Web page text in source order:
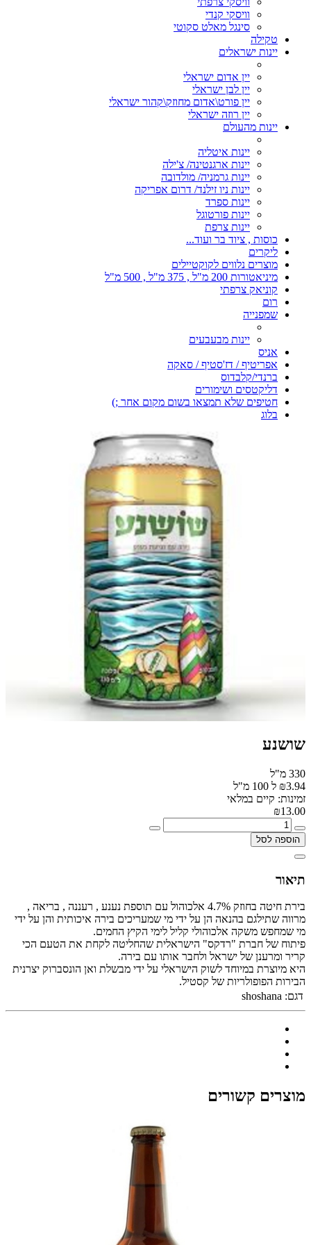
וויסקי קנדי
סינגל מאלט סקוטי
טקילה
יינות ישראלים
יין אדום ישראלי
יין לבן ישראלי
יין פורט\אדום מחוזק\קהור ישראלי
יין רוזה ישראלי
יינות מהעולם
יינות איטליה
יינות ארגנטינה/ צ'ילה
יינות גרמניה/ מולדובה
יינות ניו זילנד/ דרום אפריקה
יינות ספרד
יינות פורטוגל
יינות צרפת
כוסות , ציוד בר ועוד...
ליקרים
מוצרים נלווים לקוקטיילים
מיניאטורות 200 מ"ל , 375 מ"ל , 500 מ"ל
קוניאק צרפתי
רום
שמפנייה
יינות מבעבעים
אניס
אפריטיף / דז'סטיף / סאקה
ברנדי/קלבדוס
דליקטסים ושימורים
חטיפים שלא תמצאו בשום מקום אחר ;)
בלוג
שושנע
330 מ"ל
₪3.94 ל 100 מ"ל
זמינות: קיים במלאי
₪13.00
הוספה לסל
תיאור
בירת חיטה בחוזק 4.7% אלכוהול עם תוספת נענע , רעננה , בריאה ,
מרווה שתילגם בהנאה הן על ידי מי שמעריכים בירה איכותית והן על ידי
מי שמחפש משקה אלכוהולי קליל לימי הקיץ החמים.
פיתוח של חברת "רדקס" הישראלית שהחליטה לקחת את הטעם הכי
קריר ומרענן של ישראל ולחבר אותו עם בירה.
היא מיוצרת במיוחד לשוק הישראלי על ידי מבשלת ואן הונסברוק יצרנית
הבירות הפופולריות של קסטיל.
דגם: shoshana
מוצרים קשורים